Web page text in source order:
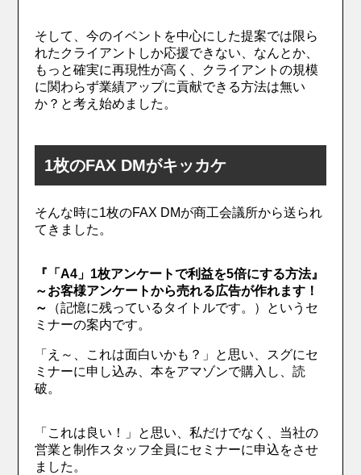
そして、今のイベントを中心にした提案では限ら
れたクライアントしか応援できない、なんとか、
もっと確実に再現性が高く、クライアントの規模
に関わらず業績アップに貢献できる方法は無い
か？と考え始めました。
1枚のFAX DMがキッカケ
そんな時に1枚のFAX DMが商工会議所から送られ
てきました。
『「A4」1枚アンケートで利益を5倍にする方法』
～お客様アンケートから売れる広告が作れます！
～
（記憶に残っているタイトルです。）というセ
ミナーの案内です。
「え～、これは面白いかも？」と思い、スグにセ
ミナーに申し込み、本をアマゾンで購入し、読
破。
「これは良い！」と思い、私だけでなく、当社の
営業と制作スタッフ全員にセミナーに申込をさせ
ました。